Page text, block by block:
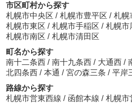
市区町村から探す
札幌市中央区 / 札幌市豊平区 / 札幌
札幌市東区 / 札幌市手稲区 / 札幌市
札幌市南区 / 札幌市清田区
町名から探す
南十二条西 / 南十九条西 / 大通西 /
北四条西 / 本通 / 宮の森三条 / 平岸
路線から探す
札幌市営東西線 / 函館本線 / 札幌市